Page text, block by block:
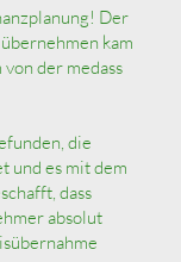
Der
kam
der medass
die
und es mit dem
dass
absolut